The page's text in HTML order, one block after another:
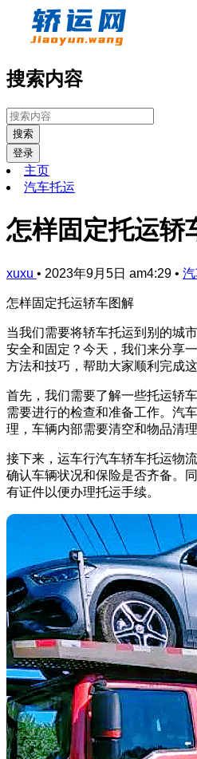
搜索内容
搜索
登录
主页
汽车托运
怎样固定托运轿
xuxu • 2023年9月5日 am4:29 •
怎样固定托运轿车图解
当我们需要将轿车托运到别的城
安全和固定？今天，我们来分享
方法和技巧，帮助大家顺利完成这
首先，我们需要了解一些托运轿
需要进行的检查和准备工作。汽
理，车辆内部需要清空和物品清理
接下来，运车行汽车轿车托运物
确认车辆状况和保险是否齐备。
有证件以便办理托运手续。